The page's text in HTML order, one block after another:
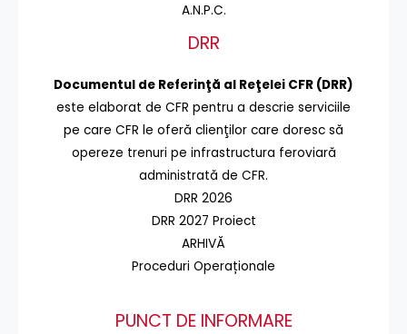
A.N.P.C.
DRR
Documentul de Referinţă al Reţelei CFR (DRR)
este elaborat de CFR pentru a descrie serviciile
pe care CFR le oferă clienţilor care doresc să
opereze trenuri pe infrastructura feroviară
administrată de CFR.
DRR 2026
DRR 2027 Proiect
ARHIVĂ
Proceduri Operaționale
PUNCT DE INFORMARE